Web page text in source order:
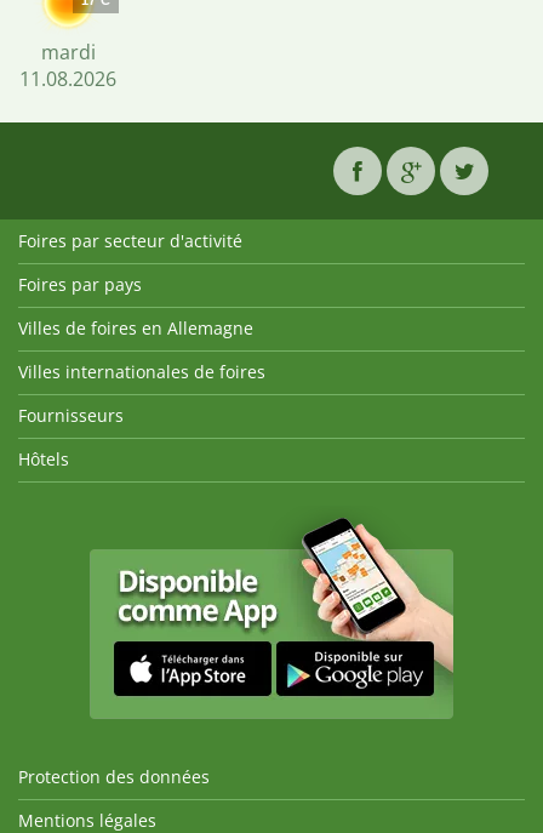
mardi
11.08.2026
Foires par secteur d'activité
Foires par pays
Villes de foires en Allemagne
Villes internationales de foires
Fournisseurs
Hôtels
Protection des données
Mentions légales